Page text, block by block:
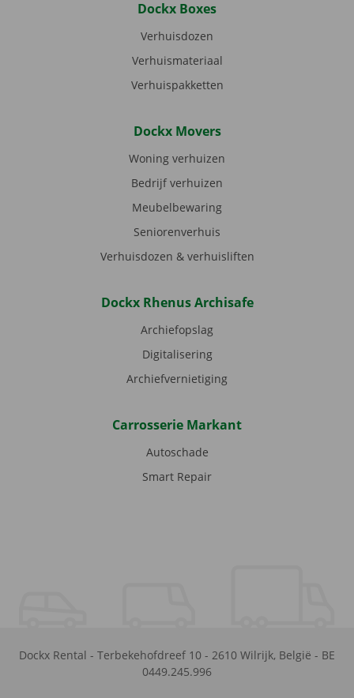
Dockx Boxes
Verhuisdozen
Verhuismateriaal
Verhuispakketten
Dockx Movers
Woning verhuizen
Bedrijf verhuizen
Meubelbewaring
Seniorenverhuis
Verhuisdozen & verhuisliften
Dockx Rhenus Archisafe
Archiefopslag
Digitalisering
Archiefvernietiging
Carrosserie Markant
Autoschade
Smart Repair
Dockx Rental - Terbekehofdreef 10 - 2610 Wilrijk, België - BE
0449.245.996